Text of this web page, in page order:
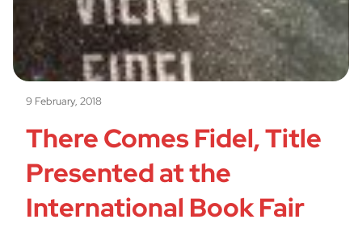
9 February, 2018
There Comes Fidel, Title
Presented at the
International Book Fair